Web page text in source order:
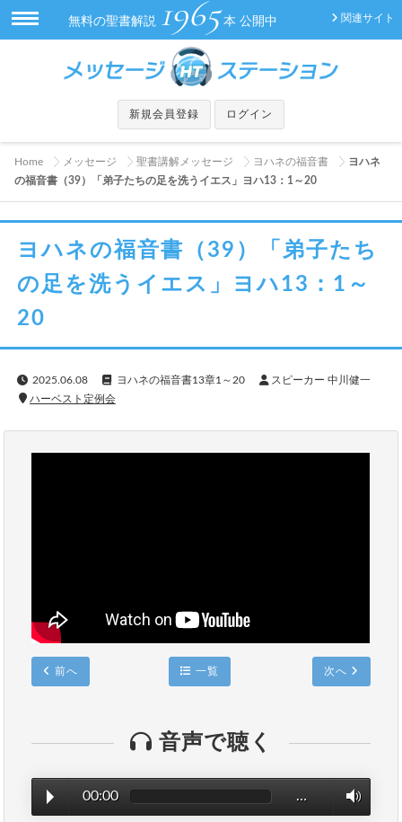
関連サイト
無料の聖書解説 1965 本 公開中
新規会員登録 ログイン
Home メッセージ 聖書講解メッセージ ヨハネの福音書
ヨハネ
の福音書（39）「弟子たちの足を洗うイエス」ヨハ13：1～20
ヨハネの福音書（39）「弟子たち
の足を洗うイエス」ヨハ13：1～
20
2025.06.08 ヨハネの福音書13章1～20
スピーカー 中川健一
ハーベスト定例会
前へ 一覧 次へ
音声で聴く
00:00 …